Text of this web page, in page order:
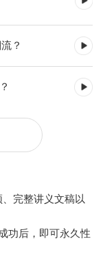
？
完整讲义文稿以
功后，即可永久性